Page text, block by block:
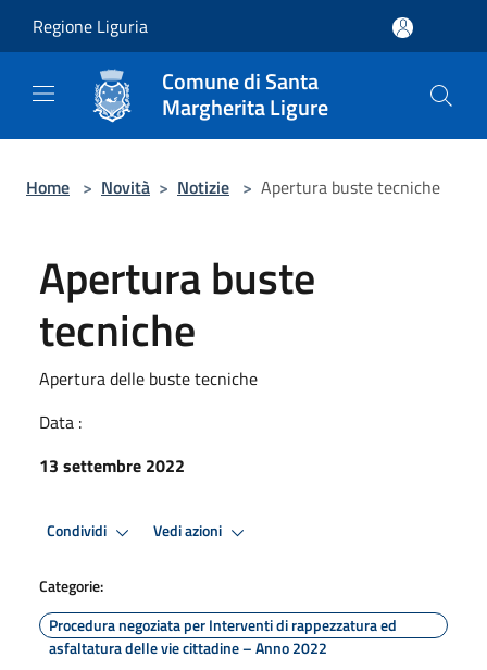
Regione Liguria
Comune di Santa
Margherita Ligure
Home > Novità > Notizie > Apertura buste tecniche
Apertura buste
tecniche
Apertura delle buste tecniche
Data :
13 settembre 2022
Condividi Vedi azioni
Categorie:
Procedura negoziata per Interventi di rappezzatura ed
asfaltatura delle vie cittadine – Anno 2022